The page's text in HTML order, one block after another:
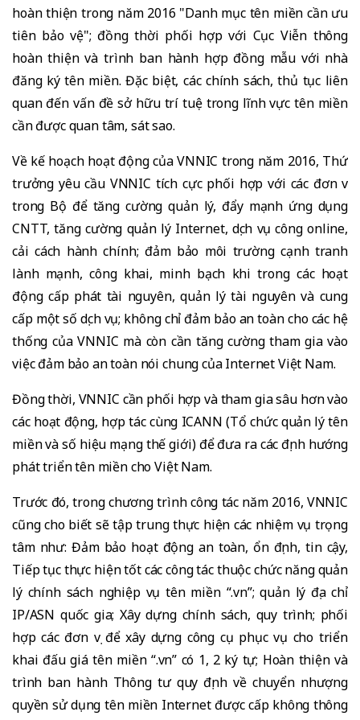
hoàn thiện trong năm 2016 "Danh mục tên miền cần ưu
tiên bảo vệ"; đồng thời phối hợp với Cục Viễn thông
hoàn thiện và trình ban hành hợp đồng mẫu với nhà
đăng ký tên miền. Đặc biệt, các chính sách, thủ tục liên
quan đến vấn đề sở hữu trí tuệ trong lĩnh vực tên miền
cần được quan tâm, sát sao.
Về kế hoạch hoạt động của VNNIC trong năm 2016, Thứ
trưởng yêu cầu VNNIC tích cực phối hợp với các đơn vị
trong Bộ để tăng cường quản lý, đẩy mạnh ứng dụng
CNTT, tăng cường quản lý Internet, dịch vụ công online,
cải cách hành chính; đảm bảo môi trường cạnh tranh
lành mạnh, công khai, minh bạch khi trong các hoạt
động cấp phát tài nguyên, quản lý tài nguyên và cung
cấp một số dịch vụ; không chỉ đảm bảo an toàn cho các hệ
thống của VNNIC mà còn cần tăng cường tham gia vào
việc đảm bảo an toàn nói chung của Internet Việt Nam.
Đồng thời, VNNIC cần phối hợp và tham gia sâu hơn vào
các hoạt động, hợp tác cùng ICANN (Tổ chức quản lý tên
miền và số hiệu mạng thế giới) để đưa ra các định hướng
phát triển tên miền cho Việt Nam.
Trước đó, trong chương trình công tác năm 2016, VNNIC
cũng cho biết sẽ tập trung thực hiện các nhiệm vụ trọng
tâm như: Đảm bảo hoạt động an toàn, ổn định, tin cậy,
Tiếp tục thực hiện tốt các công tác thuộc chức năng quản
lý chính sách nghiệp vụ tên miền “.vn”; quản lý địa chỉ
IP/ASN quốc gia; Xây dựng chính sách, quy trình; phối
hợp các đơn vị để xây dựng công cụ phục vụ cho triển
khai đấu giá tên miền “.vn” có 1, 2 ký tự; Hoàn thiện và
trình ban hành Thông tư quy định về chuyển nhượng
quyền sử dụng tên miền Internet được cấp không thông